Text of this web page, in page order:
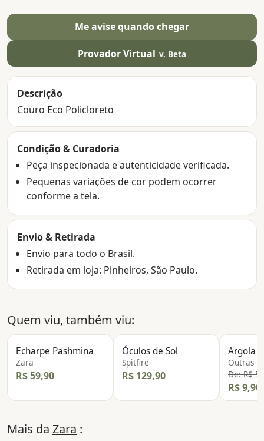
Me avise quando chegar
Provador Virtual v. Beta
Descrição
Couro Eco Policloreto
Condição & Curadoria
Peça inspecionada e autenticidade verificada.
Pequenas variações de cor podem ocorrer
conforme a tela.
Envio & Retirada
Envio para todo o Brasil.
Retirada em loja: Pinheiros, São Paulo.
Quem viu, também viu:
Echarpe Pashmina
Zara
R$ 59,90
Óculos de Sol
Spitfire
R$ 129,90
Argola
Outras
De: R$
R$ 9,90
Mais da Zara :